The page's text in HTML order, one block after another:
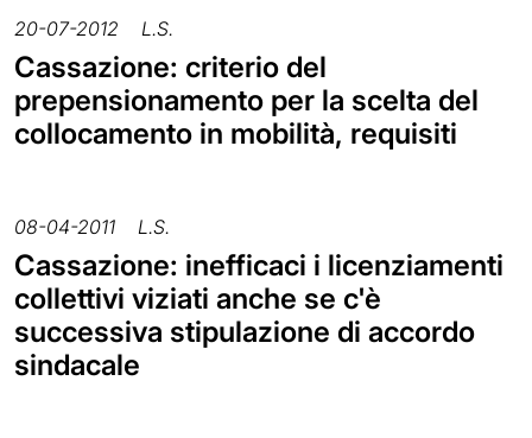
20-07-2012 L.S.
Cassazione: criterio del
prepensionamento per la scelta del
collocamento in mobilità, requisiti
08-04-2011 L.S.
Cassazione: inefficaci i licenziamenti
collettivi viziati anche se c'è
successiva stipulazione di accordo
sindacale